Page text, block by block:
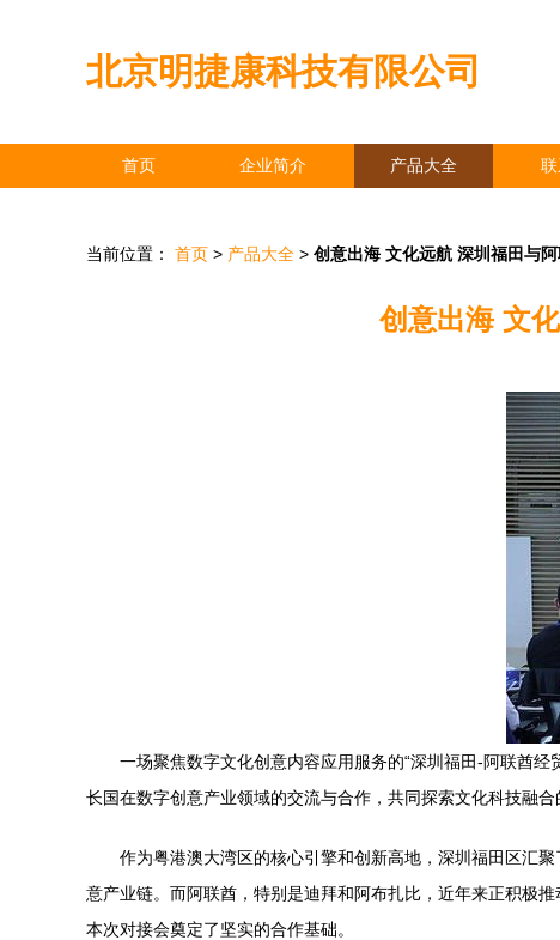
北京明捷康科技有限公司
首页 企业简介 产品大全
当前位置： 首页 > 产品大全 > 创意出海 文化远航 深圳福田与
创意出海 文
一场聚焦数字文化创意内容应用服务的“深圳福田-阿联酋
长国在数字创意产业领域的交流与合作，共同探索文化科技融
作为粤港澳大湾区的核心引擎和创新高地，深圳福田区汇
意产业链。而阿联酋，特别是迪拜和阿布扎比，近年来正积极
本次对接会奠定了坚实的合作基础。